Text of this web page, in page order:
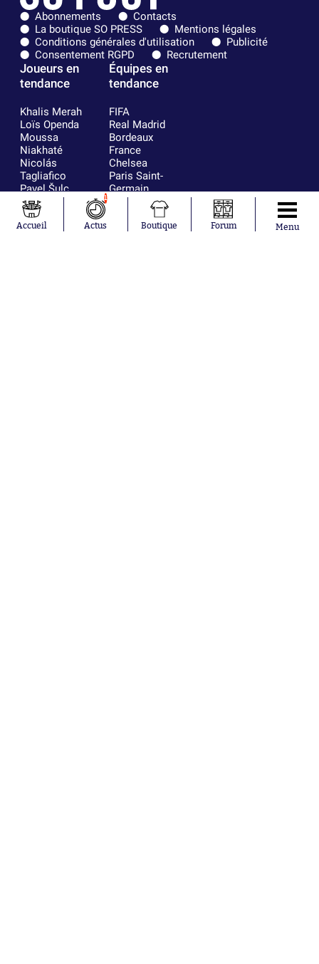
Abonnements
Contacts
La boutique SO PRESS
Mentions légales
Conditions générales d'utilisation
Publicité
Consentement RGPD
Recrutement
Joueurs en
tendance
Khalis Merah
Loïs Openda
Moussa
Niakhaté
Nicolás
Tagliafico
Pavel Šulc
Gauthier Hein
Lionel Messi
Gonzalo
Équipes en
tendance
FIFA
Real Madrid
Bordeaux
France
Chelsea
Paris Saint-
Germain
Olympique
AC Milan
Accueil
1
Actus Boutique Forum Menu